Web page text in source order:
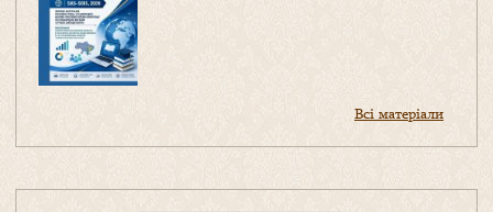
Всі матеріали